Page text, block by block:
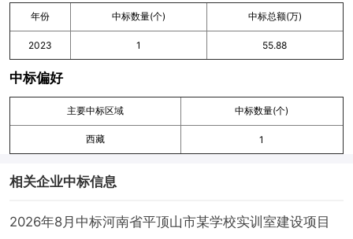
年份 中标数量(个) 中标总额(万)
2023 1 55.88
中标偏好
主要中标区域 中标数量(个)
西藏 1
相关企业中标信息
2026年8月中标河南省平顶山市某学校实训室建设项目